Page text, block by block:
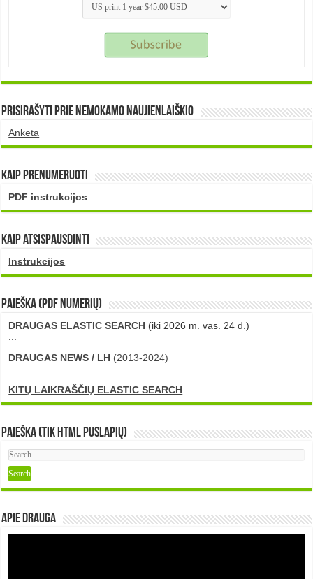
Prisirašyti prie nemokamo naujienlaiškio
Anketa
Kaip prenumeruoti
PDF instrukcijos
Kaip atsispausdinti
Instrukcijos
PAIEŠKA (PDF numerių)
DRAUGAS ELASTIC SEARCH (iki 2026 m. vas. 24 d.)
DRAUGAS NEWS / LH (2013-2024)
KITŲ LAIKRAŠČIŲ ELASTIC SEARCH
Paieška (tik HTML puslapių)
Apie DRAUGA